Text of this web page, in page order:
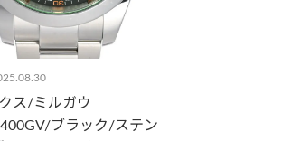
ス/ミルガウ
ブラック/ステン